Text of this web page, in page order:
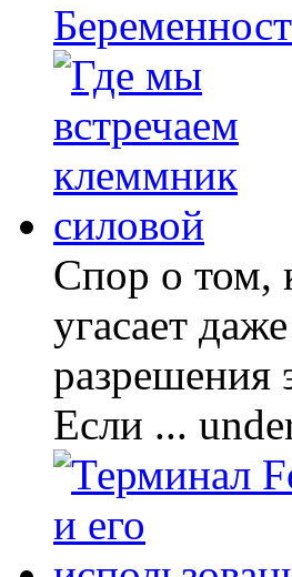
Спор о том,
угасает
разрешения
Если ...